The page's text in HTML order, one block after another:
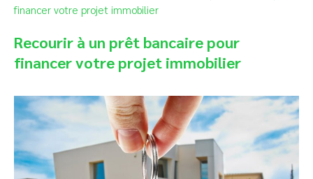
financer votre projet immobilier
Recourir à un prêt bancaire pour
financer votre projet immobilier